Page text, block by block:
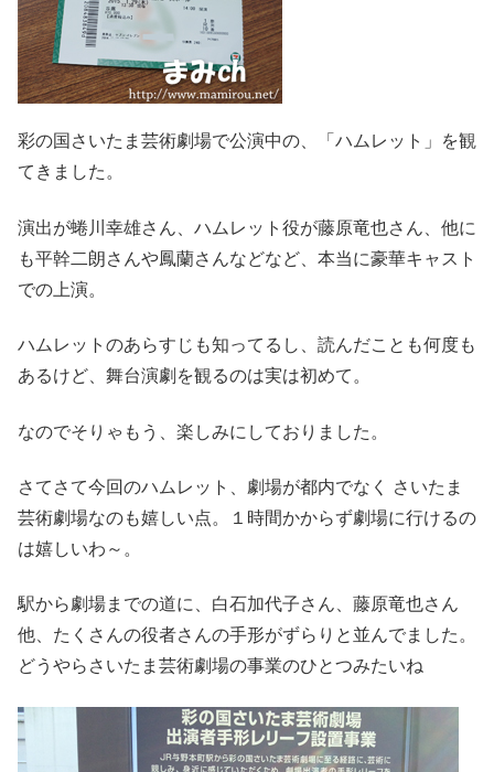
彩の国さいたま芸術劇場で公演中の、「ハムレット」を観
てきました。
演出が蜷川幸雄さん、ハムレット役が藤原竜也さん、他に
も平幹二朗さんや鳳蘭さんなどなど、本当に豪華キャスト
での上演。
ハムレットのあらすじも知ってるし、読んだことも何度も
あるけど、舞台演劇を観るのは実は初めて。
なのでそりゃもう、楽しみにしておりました。
さてさて今回のハムレット、劇場が都内でなく さいたま
芸術劇場なのも嬉しい点。１時間かからず劇場に行けるの
は嬉しいわ～。
駅から劇場までの道に、白石加代子さん、藤原竜也さん
他、たくさんの役者さんの手形がずらりと並んでました。
どうやらさいたま芸術劇場の事業のひとつみたいね